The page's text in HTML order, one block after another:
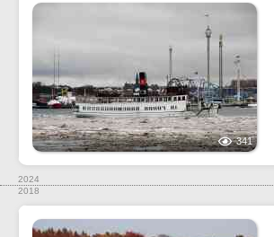
341
2024
2018